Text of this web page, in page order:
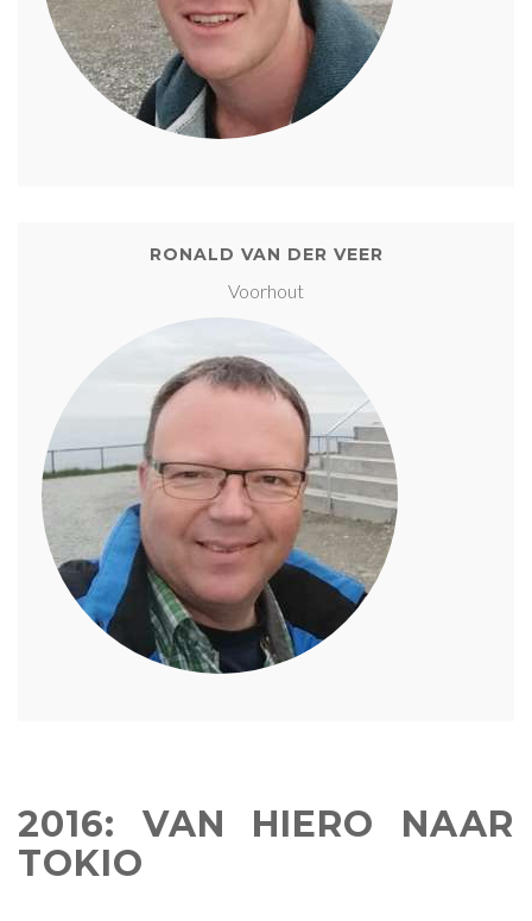
RONALD VAN DER VEER
Voorhout
2016: VAN HIERO NAAR
TOKIO